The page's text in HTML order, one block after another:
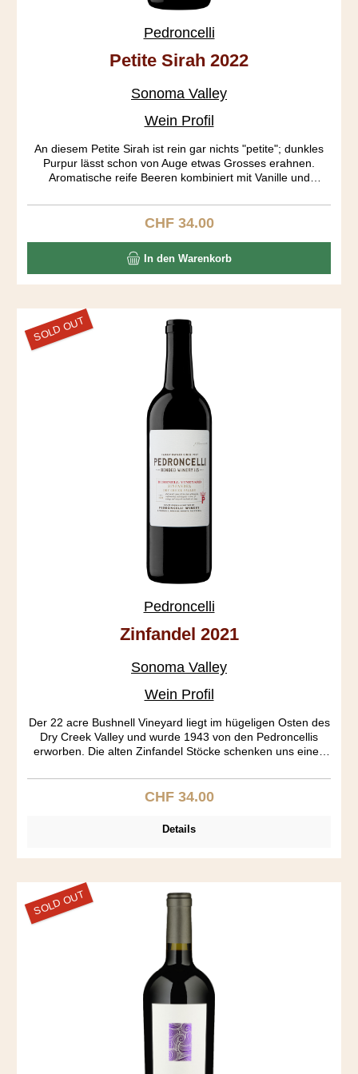
Pedroncelli
Petite Sirah 2022
Sonoma Valley
Wein Profil
An diesem Petite Sirah ist rein gar nichts "petite"; dunkles
Purpur lässt schon von Auge etwas Grosses erahnen.
Aromatische reife Beeren kombiniert mit Vanille und
entwickeln sich Heidelbeer, dunkle Schokolade und Pfeffer.
Full body mit einem gerüttelt Mass an Tanninen und ein
Regulärer Preis:
CHF 34.00
In den Warenkorb
SOLD OUT
Pedroncelli
Zinfandel 2021
Sonoma Valley
Wein Profil
Der 22 acre Bushnell Vineyard liegt im hügeligen Osten des
Dry Creek Valley und wurde 1943 von den Pedroncellis
erworben. Die alten Zinfandel Stöcke schenken uns einen
Himbeer, Muskat, Zimt, Toast und Vanille. Grosser Körper.
Auffallend wie trocken dieser Zin ist, der ja üblicherweise
müssen alle aus dem einzeln bezeichneten Rebberg
Regulärer Preis:
CHF 34.00
Details
SOLD OUT